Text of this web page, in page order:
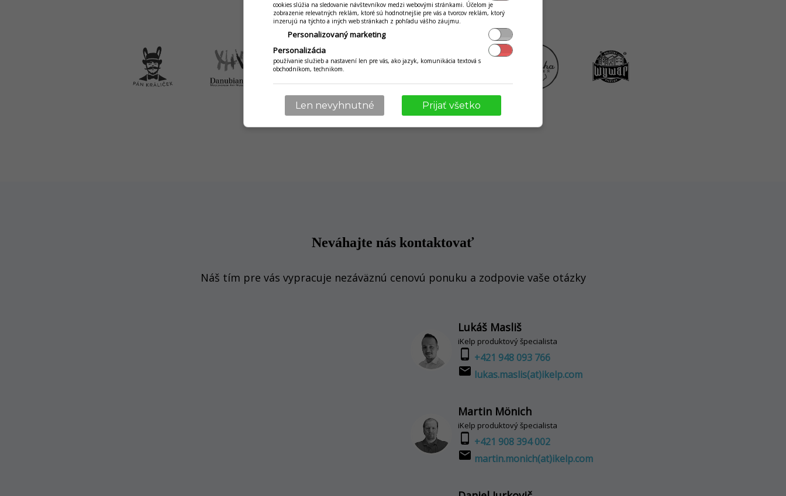
Slovenské riešenia · tisíce klientov · 20 rokov skúseností
Neváhajte nás kontaktovať
Náš tím pre vás vypracuje nezáväznú cenovú ponuku a zodpovie vaše otázky
Lukáš Masliš
iKelp produktový špecialista
phone_android +421 948 093 766
email lukas.maslis(at)ikelp.com
Martin Mönich
iKelp produktový špecialista
phone_android +421 908 394 002
email martin.monich(at)ikelp.com
cookies slúžia na sledovanie návštevníkov medzi webovými stránkami. Účelom je
zobrazenie relevatných reklám, ktoré sú hodnotnejšie pre vás a tvorcov reklám, ktorý
inzerujú na týchto a iných web stránkach z pohľadu vášho záujmu.
Personalizovaný marketing
Personalizácia
používanie služieb a nastavení len pre vás, ako jazyk, komunikácia textová s
obchodníkom, technikom.
Len nevyhnutné Prijať všetko